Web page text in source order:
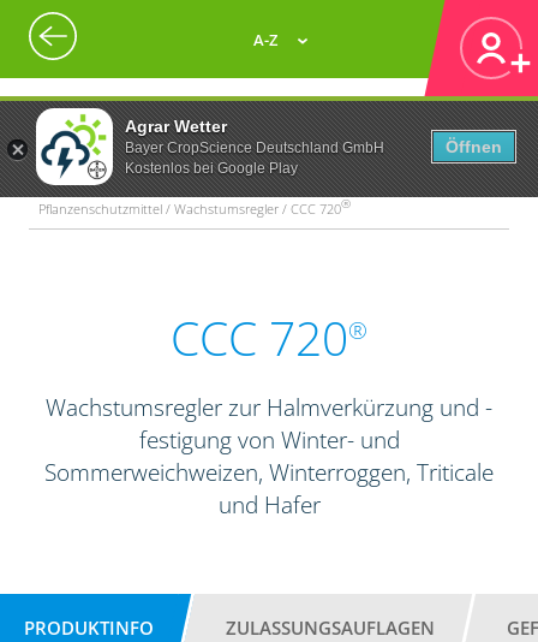
Agrar Wetter
Bayer CropScience Deutschland GmbH
Kostenlos bei Google Play
Öffnen
A-Z
Pflanzenschutzmittel / Wachstumsregler / CCC 720®
CCC 720®
Wachstumsregler zur Halmverkürzung und -
festigung von Winter- und
Sommerweichweizen, Winterroggen, Triticale
und Hafer
PRODUKTINFO ZULASSUNGSAUFLAGEN